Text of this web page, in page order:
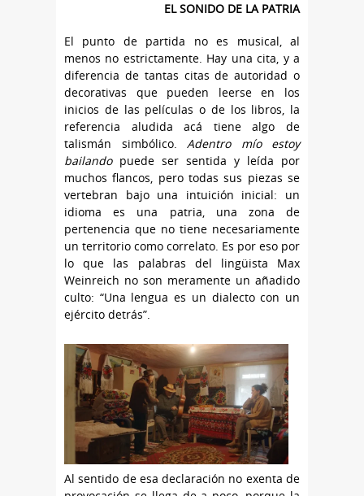
EL SONIDO DE LA PATRIA
El punto de partida no es musical, al
menos no estrictamente. Hay una cita, y a
diferencia de tantas citas de autoridad o
decorativas que pueden leerse en los
inicios de las películas o de los libros, la
referencia aludida acá tiene algo de
talismán simbólico. Adentro mío estoy
bailandopuede ser sentida y leída por
muchos flancos, pero todas sus piezas se
vertebran bajo una intuición inicial: un
idioma es una patria, una zona de
pertenencia que no tiene necesariamente
un territorio como correlato. Es por eso por
lo que las palabras del lingüista Max
Weinreich no son meramente un añadido
culto: “Una lengua es un dialecto con un
ejército detrás”.
Al sentido de esa declaración no exenta de